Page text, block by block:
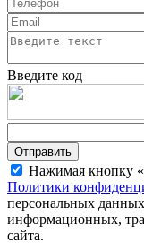
Введите код
Нажимая кнопку
Политики
персональных
информационных,
сайта.